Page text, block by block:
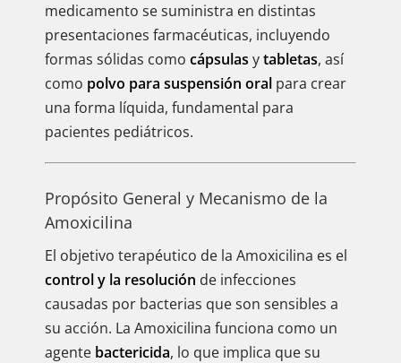
medicamento se suministra en distintas
presentaciones farmacéuticas, incluyendo
formas sólidas como cápsulas ytabletas, así
como polvo para suspensión oral para crear
una forma líquida, fundamental para
pacientes pediátricos.
Propósito General y Mecanismo de la
Amoxicilina
El objetivo terapéutico de la Amoxicilina es el
control y la resolución de infecciones
causadas por bacterias que son sensibles a
su acción. La Amoxicilina funciona como un
agente bactericida, lo que implica que su